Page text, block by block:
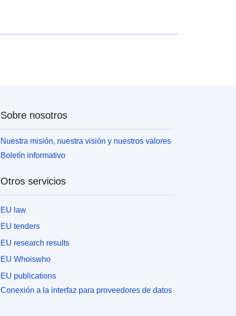
Sobre nosotros
Nuestra misión, nuestra visión y nuestros valores
Boletín informativo
Otros servicios
EU law
EU tenders
EU research results
EU Whoiswho
EU publications
Conexión a la interfaz para proveedores de datos